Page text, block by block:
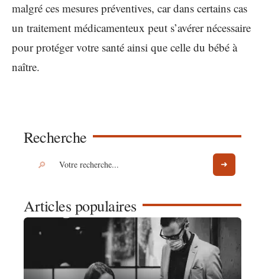
malgré ces mesures préventives, car dans certains cas
un traitement médicamenteux peut s’avérer nécessaire
pour protéger votre santé ainsi que celle du bébé à
naître.
Recherche
Articles populaires